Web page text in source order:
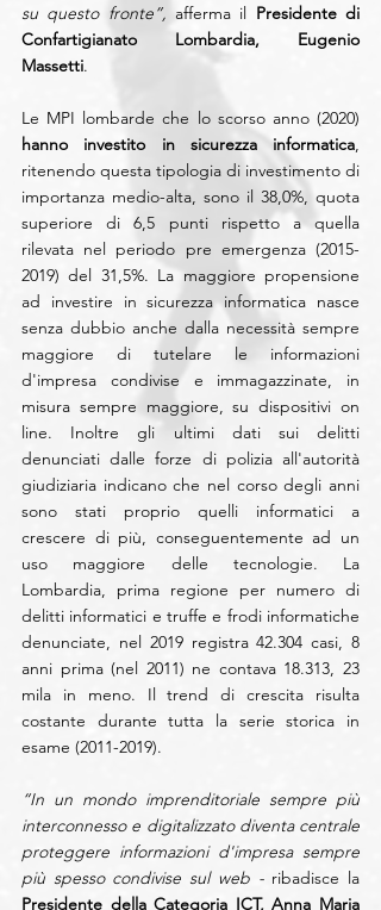
su questo fronte”, afferma il Presidente di
Confartigianato Lombardia, Eugenio
Massetti.
hanno investito in sicurezza informatica,
ritenendo questa tipologia di investimento di
importanza medio-alta, sono il 38,0%, quota
superiore di 6,5 punti rispetto a quella
rilevata nel periodo pre emergenza (2015-
2019) del 31,5%. La maggiore propensione
ad investire in sicurezza informatica nasce
senza dubbio anche dalla necessità sempre
maggiore di tutelare le informazioni
d'impresa condivise e immagazzinate, in
misura sempre maggiore, su dispositivi on
line. Inoltre gli ultimi dati sui delitti
denunciati dalle forze di polizia all'autorità
giudiziaria indicano che nel corso degli anni
sono stati proprio quelli informatici a
crescere di più, conseguentemente ad un
uso maggiore delle tecnologie. La
Lombardia, prima regione per numero di
delitti informatici e truffe e frodi informatiche
denunciate, nel 2019 registra 42.304 casi, 8
anni prima (nel 2011) ne contava 18.313, 23
mila in meno. Il trend di crescita risulta
costante durante tutta la serie storica in
esame (2011-2019).
“In un mondo imprenditoriale sempre più
interconnesso e digitalizzato diventa centrale
proteggere informazioni d'impresa sempre
più spesso condivise sul web -
Presidente della Categoria ICT, Anna Maria